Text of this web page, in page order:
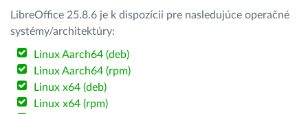
LibreOffice 25.8.6 je k dispozícii pre nasledujúce operačné
systémy/architektúry:
Linux Aarch64 (deb)
Linux Aarch64 (rpm)
Linux x64 (deb)
Linux x64 (rpm)